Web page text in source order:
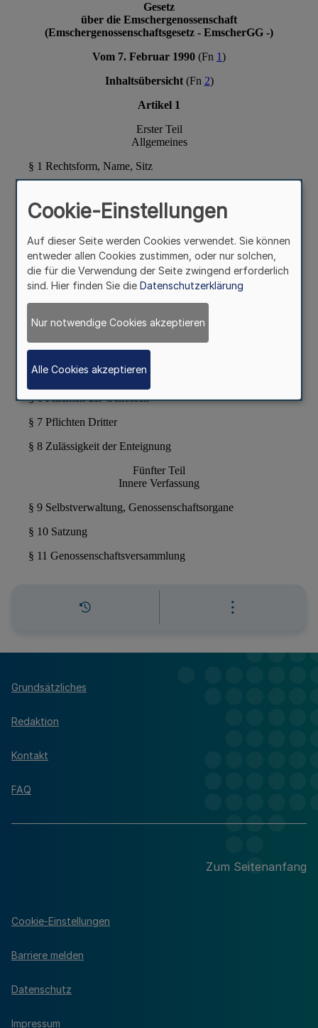
Grundsätzliches
Redaktion
Kontakt
FAQ
Zum Seitenanfang
Cookie-Einstellungen
Barriere melden
Datenschutz
Impressum
Cookie-Einstellungen
Auf dieser Seite werden Cookies verwendet. Sie können
entweder allen Cookies zustimmen, oder nur solchen,
die für die Verwendung der Seite zwingend erforderlich
sind. Hier finden Sie die Datenschutzerklärung
Nur notwendige Cookies akzeptieren
Alle Cookies akzeptieren